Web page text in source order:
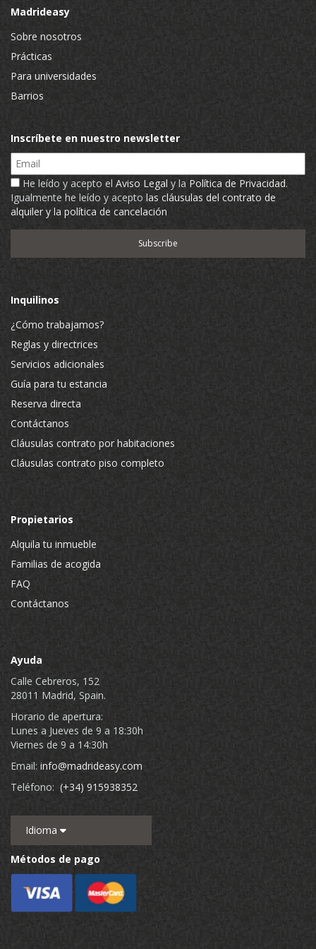
Madrideasy
Sobre nosotros
Prácticas
Para universidades
Barrios
Inscríbete en nuestro newsletter
Email
He leído y acepto el Aviso Legal y la Política de Privacidad.
Igualmente he leído y acepto las cláusulas del contrato de
alquiler y la política de cancelación
Inquilinos
¿Cómo trabajamos?
Reglas y directrices
Servicios adicionales
Guía para tu estancia
Reserva directa
Contáctanos
Cláusulas contrato por habitaciones
Cláusulas contrato piso completo
Propietarios
Alquila tu inmueble
Familias de acogida
FAQ
Contáctanos
Ayuda
Calle Cebreros, 152
28011 Madrid, Spain.
Horario de apertura:
Lunes a Jueves de 9 a 18:30h
Viernes de 9 a 14:30h
Email: info@madrideasy.com
Teléfono: (+34) 915938352
Idioma
Métodos de pago